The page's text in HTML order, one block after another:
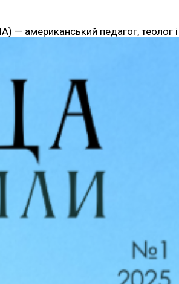
— американський педагог, теолог